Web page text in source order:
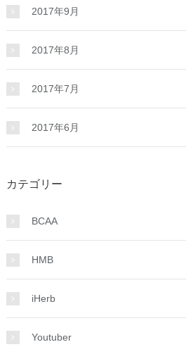
2017年9月
2017年8月
2017年7月
2017年6月
カテゴリー
BCAA
HMB
iHerb
Youtuber